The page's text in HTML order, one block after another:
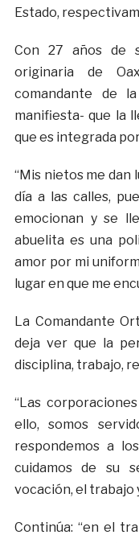
Estado,
Con 27 años de
originaria de
comandante de
manifiesta- que la
que es integrada
“Mis nietos me dan
día a las calles,
emocionan y se
abuelita es una
amor por mi
lugar en que me
La Comandante
deja ver que la
disciplina, trabajo,
“Las
ello, somos
respondemos a
cuidamos de su
vocación, el trabajo
Continúa: “en el